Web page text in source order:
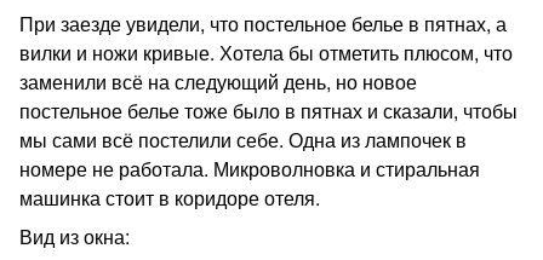
При заезде увидели, что постельное белье в пятнах, а
вилки и ножи кривые. Хотела бы отметить плюсом, что
заменили всё на следующий день, но новое
постельное белье тоже было в пятнах и сказали, чтобы
мы сами всё постелили себе. Одна из лампочек в
номере не работала. Микроволновка и стиральная
машинка стоит в коридоре отеля.
Вид из окна: